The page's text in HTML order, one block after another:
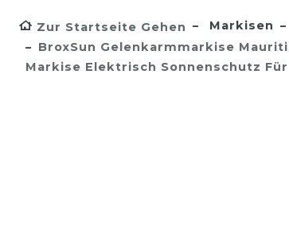
Zur Startseite Gehen Markisen
BroxSun Gelenkarmmarkise
Markise Elektrisch Sonnenschutz